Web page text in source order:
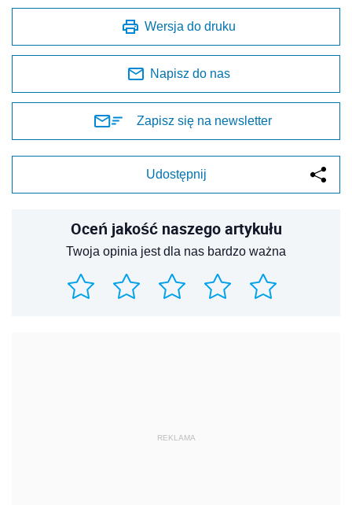
Wersja do druku
Napisz do nas
Zapisz się na newsletter
Udostępnij
Oceń jakość naszego artykułu
Twoja opinia jest dla nas bardzo ważna
REKLAMA